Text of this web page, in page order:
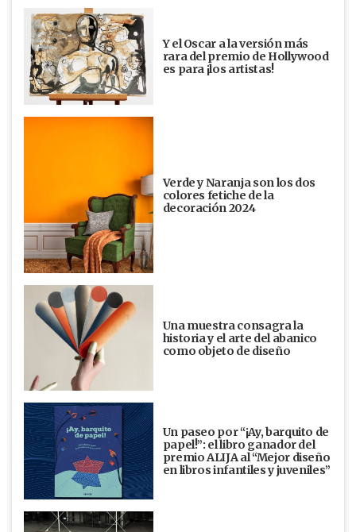
Y el Oscar a la versión más
rara del premio de Hollywood
es para ¡los artistas!
Verde y Naranja son los dos
colores fetiche de la
decoración 2024
Una muestra consagra la
historia y el arte del abanico
como objeto de diseño
Un paseo por “¡Ay, barquito de
papel!”: el libro ganador del
premio ALIJA al “Mejor diseño
en libros infantiles y juveniles”